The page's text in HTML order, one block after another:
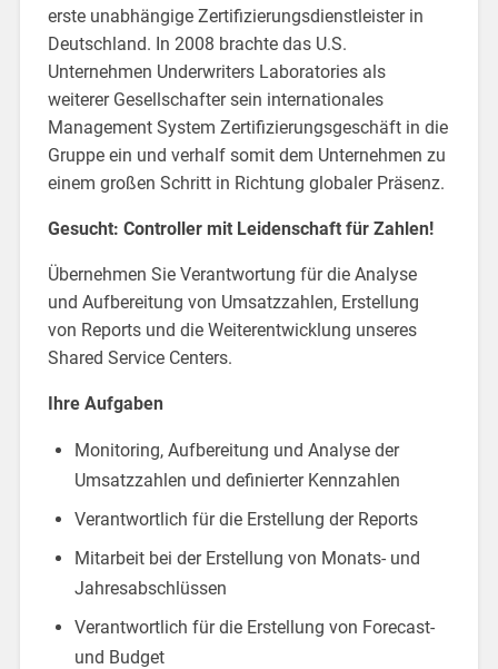
erste unabhängige Zertifizierungsdienstleister in
Deutschland. In 2008 brachte das U.S.
Unternehmen Underwriters Laboratories als
weiterer Gesellschafter sein internationales
Management System Zertifizierungsgeschäft in die
Gruppe ein und verhalf somit dem Unternehmen zu
einem großen Schritt in Richtung globaler Präsenz.
Gesucht: Controller mit Leidenschaft für Zahlen!
Übernehmen Sie Verantwortung für die Analyse
und Aufbereitung von Umsatzzahlen, Erstellung
von Reports und die Weiterentwicklung unseres
Shared Service Centers.
Ihre Aufgaben
Monitoring, Aufbereitung und Analyse der
Umsatzzahlen und definierter Kennzahlen
Verantwortlich für die Erstellung der Reports
Mitarbeit bei der Erstellung von Monats- und
Jahresabschlüssen
Verantwortlich für die Erstellung von Forecast-
und Budget